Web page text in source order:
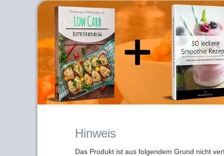
Hinweis
Das Produkt ist aus folgendem Grund nicht